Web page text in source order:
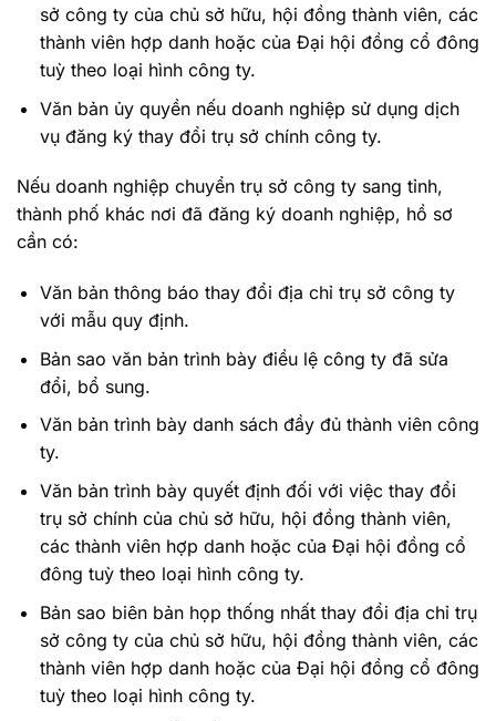
sở công ty của chủ sở hữu, hội đồng thành viên, các
thành viên hợp danh hoặc của Đại hội đồng cổ đông
tuỳ theo loại hình công ty.
Văn bản ủy quyền nếu doanh nghiệp sử dụng dịch
vụ đăng ký thay đổi trụ sở chính công ty.
Nếu doanh nghiệp chuyển trụ sở công ty sang tỉnh,
thành phố khác nơi đã đăng ký doanh nghiệp, hồ sơ
cần có:
Văn bản thông báo thay đổi địa chỉ trụ sở công ty
với mẫu quy định.
Bản sao văn bản trình bày điều lệ công ty đã sửa
đổi, bổ sung.
Văn bản trình bày danh sách đầy đủ thành viên công
ty.
Văn bản trình bày quyết định đối với việc thay đổi
trụ sở chính của chủ sở hữu, hội đồng thành viên,
các thành viên hợp danh hoặc của Đại hội đồng cổ
đông tuỳ theo loại hình công ty.
Bản sao biên bản họp thống nhất thay đổi địa chỉ trụ
sở công ty của chủ sở hữu, hội đồng thành viên, các
thành viên hợp danh hoặc của Đại hội đồng cổ đông
tuỳ theo loại hình công ty.